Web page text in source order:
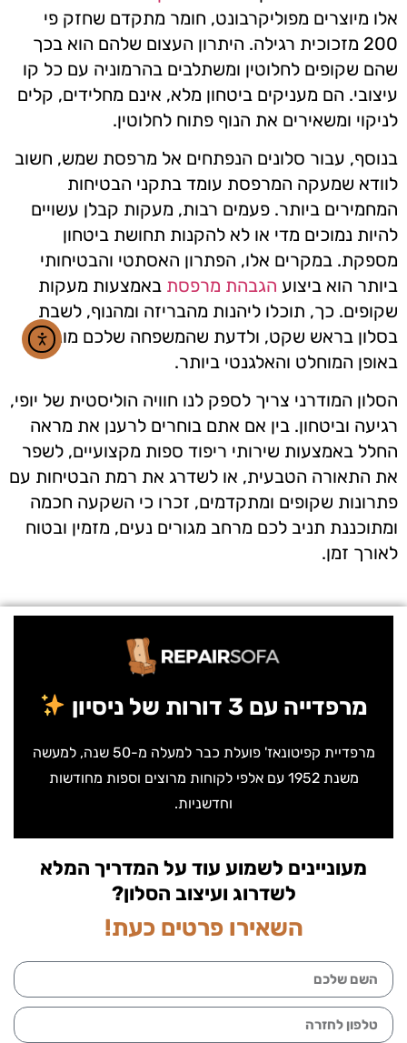
אלו מיוצרים מפוליקרבונט, חומר מתקדם שחזק פי
200 מזכוכית רגילה. היתרון העצום שלהם הוא בכך
שהם שקופים לחלוטין ומשתלבים בהרמוניה עם כל קו
עיצובי. הם מעניקים ביטחון מלא, אינם מחלידים, קלים
לניקוי ומשאירים את הנוף פתוח לחלוטין.
בנוסף, עבור סלונים הנפתחים אל מרפסת שמש, חשוב
לוודא שמעקה המרפסת עומד בתקני הבטיחות
המחמירים ביותר. פעמים רבות, מעקות קבלן עשויים
להיות נמוכים מדי או לא להקנות תחושת ביטחון
מספקת. במקרים אלו, הפתרון האסתטי והבטיחותי
ביותר הוא ביצוע הגבהת מרפסת באמצעות מעקות
שקופים. כך, תוכלו ליהנות מהבריזה ומהנוף, לשבת
בסלון בראש שקט, ולדעת שהמשפחה שלכם מוגנת
באופן המוחלט והאלגנטי ביותר.
הסלון המודרני צריך לספק לנו חוויה הוליסטית של יופי,
רגיעה וביטחון. בין אם אתם בוחרים לרענן את מראה
החלל באמצעות שירותי ריפוד ספות מקצועיים, לשפר
את התאורה הטבעית, או לשדרג את רמת הבטיחות עם
פתרונות שקופים ומתקדמים, זכרו כי השקעה חכמה
ומתוכננת תניב לכם מרחב מגורים נעים, מזמין ובטוח
לאורך זמן.
מרפדייה עם 3 דורות של ניסיון
מרפדיית קפיטונאז' פועלת כבר למעלה מ-50 שנה, למעשה
משנת 1952 עם אלפי לקוחות מרוצים וספות מחודשות
וחדשניות.
מעוניינים לשמוע עוד על המדריך המלא
לשדרוג ועיצוב הסלון?
השאירו פרטים כעת!